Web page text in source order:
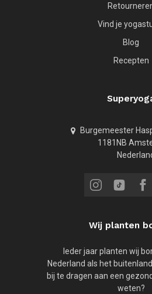
Vind je
Blog
Recepten
Burgemeester
1181NB
Wij planten
Ieder jaar planten wij
Nederland als het
bij te dragen aan een
weten?